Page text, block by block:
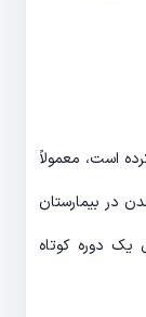
است، معمولاً
در بیمارستان
یک دوره کوتاه